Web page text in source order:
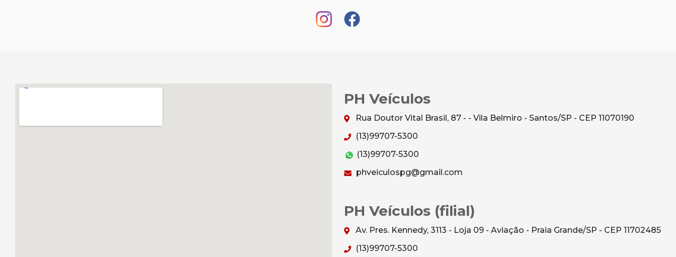
PH Veículos
Rua Doutor Vital Brasil, 87 - - Vila Belmiro - Santos/SP - CEP 11070190
(13)99707-5300
(13)99707-5300
phveiculospg@gmail.com
PH Veículos (filial)
Av. Pres. Kennedy, 3113 - Loja 09 - Aviação - Praia Grande/SP - CEP 11702485
(13)99707-5300